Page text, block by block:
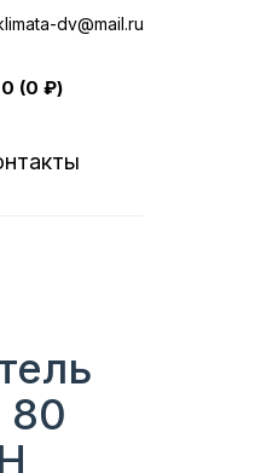
dv@mail.ru
0 (0 ₽)
80